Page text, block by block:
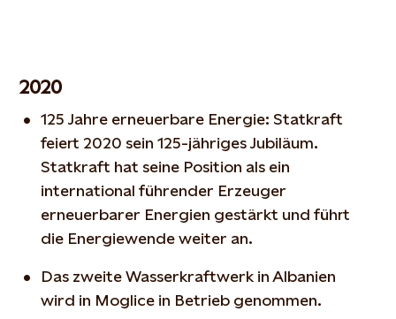
2020
125 Jahre erneuerbare Energie: Statkraft
feiert 2020 sein 125-jähriges Jubiläum.
Statkraft hat seine Position als ein
international führender Erzeuger
erneuerbarer Energien gestärkt und führt
die Energiewende weiter an.
Das zweite Wasserkraftwerk in Albanien
wird in Moglice in Betrieb genommen.